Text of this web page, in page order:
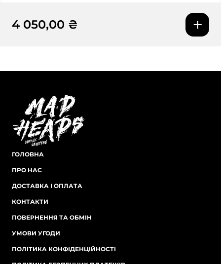
4 050,00 ₴
ГОЛОВНА
ПРО НАС
ДОСТАВКА І ОПЛАТА
КОНТАКТИ
ПОВЕРНЕННЯ ТА ОБМІН
УМОВИ УГОДИ
ПОЛІТИКА КОНФІДЕНЦІЙНОСТІ